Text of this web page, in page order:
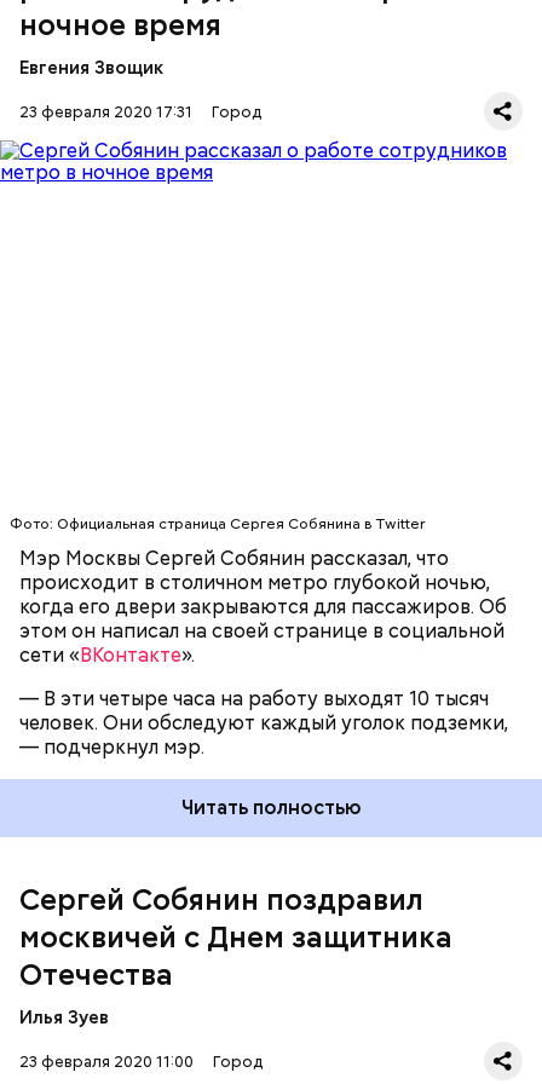
ночное время
Евгения Звощик
23 февраля 2020 17:31 Город
Фото: Официальная страница Сергея Собянина в Twitter
Мэр Москвы Сергей Собянин рассказал, что
происходит в столичном метро глубокой ночью,
когда его двери закрываются для пассажиров. Об
этом он написал на своей странице в социальной
сети «ВКонтакте».
— В эти четыре часа на работу выходят 10 тысяч
человек. Они обследуют каждый уголок подземки,
— подчеркнул мэр.
Читать полностью
Сергей Собянин поздравил
москвичей с Днем защитника
Отечества
Илья Зуев
23 февраля 2020 11:00 Город
Сергей Собянин назвал бессмертный подвиг
предков примером, вдохновляющим на новые
достижения во имя России и Москвы. Он пожелал
всем защитникам благополучия, новых успехов и
крепкого здоровья.
Он также подчеркнул, что страна продолжает
гордиться воинами, которые хранят мир и
стабильность каждый день.
Читайте также: Сергей Собянин вручил 15